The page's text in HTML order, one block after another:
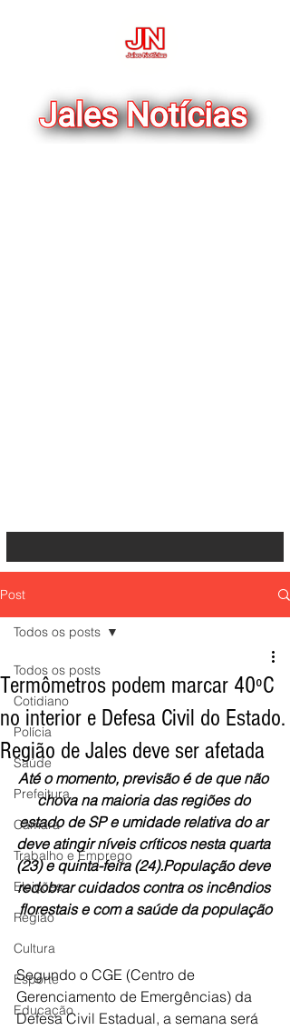
Post
Todos os posts
Cotidiano
Polícia
Saúde
Prefeitura
Câmara
Trabalho e Emprego
Eleições
Região
Cultura
Esporte
Educação
Todos os posts
Termômetros podem marcar 40ºC
no interior e Defesa Civil do Estado.
Região de Jales deve ser afetada
Até o momento, previsão é de que não
chova na maioria das regiões do
estado de SP e umidade relativa do ar
deve atingir níveis críticos nesta quarta
(23) e quinta-feira (24).População deve
redobrar cuidados contra os incêndios
florestais e com a saúde da população
Segundo o CGE (Centro de
Gerenciamento de Emergências) da
Defesa Civil Estadual, a semana será